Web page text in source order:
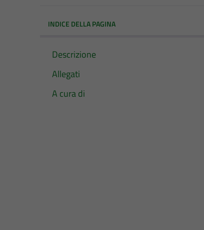
INDICE DELLA PAGINA
Descrizione
Allegati
A cura di